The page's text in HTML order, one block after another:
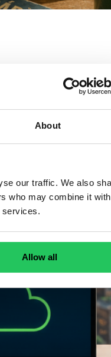
About
our traffic. We also
who may combine it with
services.
Allow all